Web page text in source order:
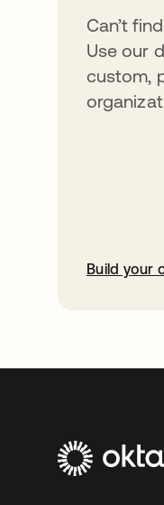
Can’t
Use our
custom,
Build your